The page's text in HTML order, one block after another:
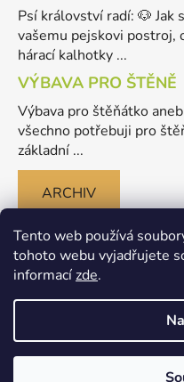
Tento web používá
tohoto webu vyjadřujete
informacízde.
Psí království radí: 🐶 Jak
vašemu pejskovi postroj,
hárací kalhotky ...
VÝBAVA PRO ŠTĚNĚ
Výbava pro štěňátko
všechno potřebuji pro
základní ...
ARCHIV